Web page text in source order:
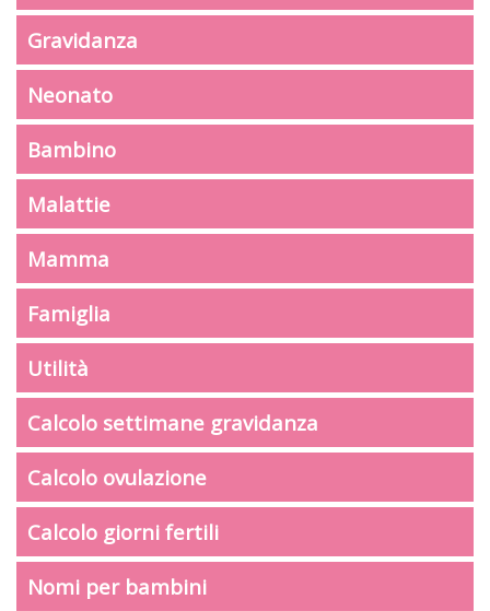
Gravidanza
Neonato
Bambino
Malattie
Mamma
Famiglia
Utilità
Calcolo settimane gravidanza
Calcolo ovulazione
Calcolo giorni fertili
Nomi per bambini